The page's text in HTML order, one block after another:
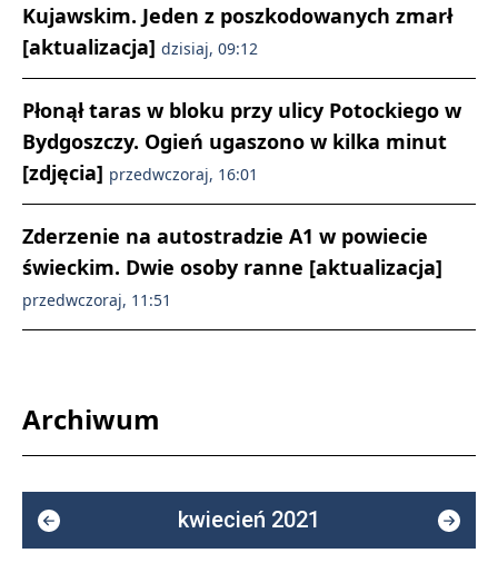
Kujawskim. Jeden z poszkodowanych zmarł
[aktualizacja] dzisiaj, 09:12
Płonął taras w bloku przy ulicy Potockiego w
Bydgoszczy. Ogień ugaszono w kilka minut
[zdjęcia] przedwczoraj, 16:01
Zderzenie na autostradzie A1 w powiecie
świeckim. Dwie osoby ranne [aktualizacja]
przedwczoraj, 11:51
Archiwum
kwiecień 2021